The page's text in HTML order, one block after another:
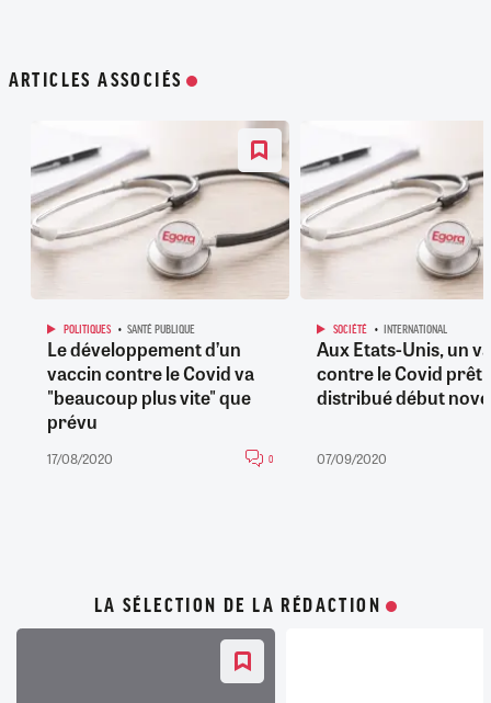
ARTICLES ASSOCIÉS
POLITIQUES SANTÉ PUBLIQUE
Le développement d’un
vaccin contre le Covid va
"beaucoup plus vite" que
prévu
17/08/2020 0
SOCIÉTÉ INTERNATIONAL
Aux Etats-Unis, un
contre le Covid prêt
distribué début
07/09/2020
LA SÉLECTION DE LA RÉDACTION